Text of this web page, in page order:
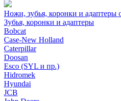
Ножи, зубья, коронки и адаптеры
Зубья, коронки и адаптеры
Bobcat
Case-New Holland
Caterpillar
Doosan
Esco (SYL и пр.)
Hidromek
Hyundai
JCB